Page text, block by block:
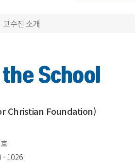
교수진 소개
School
Christian Foundation)
- 1026